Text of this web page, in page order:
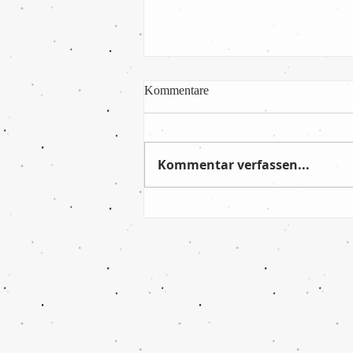
Absolut verdienter Sieg im
Kommentare
Kommentar verfassen...